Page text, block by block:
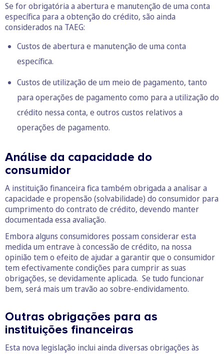
Se for obrigatória a abertura e manutenção de uma conta
específica para a obtenção do crédito, são ainda
considerados na TAEG:
Custos de abertura e manutenção de uma conta
específica.
Custos de utilização de um meio de pagamento, tanto
para operações de pagamento como para a utilização do
crédito nessa conta, e outros custos relativos a
operações de pagamento.
Análise da capacidade do
consumidor
A instituição financeira fica também obrigada a analisar a
capacidade e propensão (solvabilidade) do consumidor para
cumprimento do contrato de crédito, devendo manter
documentada essa avaliação.
Embora alguns consumidores possam considerar esta
medida um entrave à concessão de crédito, na nossa
opinião tem o efeito de ajudar a garantir que o consumidor
tem efectivamente condições para cumprir as suas
obrigações, se devidamente aplicada. Se tudo funcionar
bem, será mais um travão ao sobre-endividamento.
Outras obrigações para as
instituições financeiras
Esta nova legislação inclui ainda diversas obrigações às